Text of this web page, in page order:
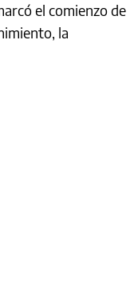
el comienzo de
la